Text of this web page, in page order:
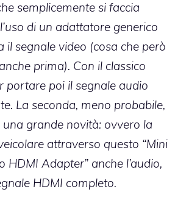
semplicemente si faccia
di un adattatore generico
il segnale video (cosa che però
prima). Con il classico
portare poi il segnale audio
La seconda, meno probabile,
grande novità: ovvero la
attraverso questo “Mini
HDMI Adapter” anche l’audio,
HDMI completo.